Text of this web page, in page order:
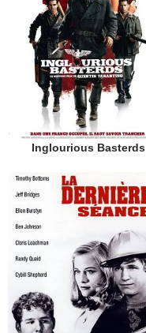
Inglourious Basterds